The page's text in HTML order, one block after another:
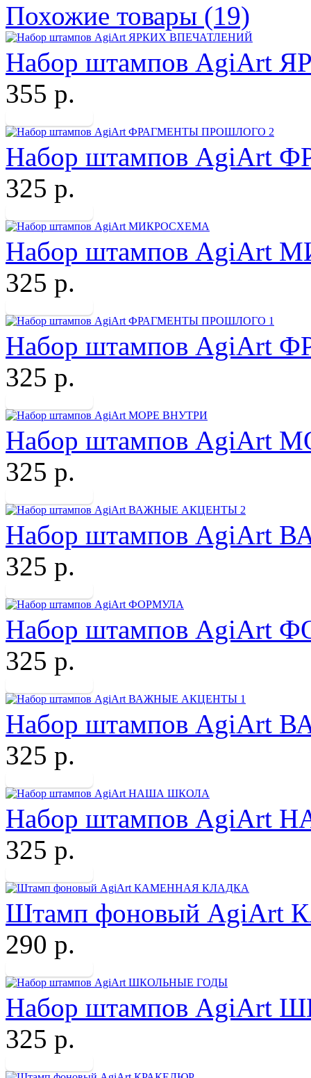
Похожие товары (19)
Набор штампов AgiArt
355 р.
Набор штампов
325 р.
Набор штампов AgiArt
325 р.
Набор штампов
325 р.
Набор штампов AgiArt
325 р.
Набор штампов
325 р.
Набор штампов AgiArt
325 р.
Набор штампов
325 р.
Набор штампов
325 р.
Штамп фоновый
290 р.
Набор штампов
325 р.